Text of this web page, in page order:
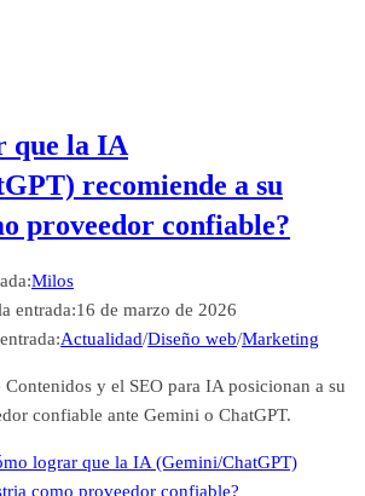
que la IA
recomiende a su
proveedor confiable?
Milos
entrada:16 de marzo de 2026
Actualidad/Diseño web/Marketing
y el SEO para IA posicionan a su
confiable ante Gemini o ChatGPT.
lograr que la IA (Gemini/ChatGPT)
como proveedor confiable?